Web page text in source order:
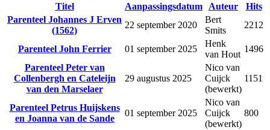
Titel
Aanpassingsdatum Auteur
Hits
Parenteel Johannes J Erven
(1562)
22 september 2020
Bert
Smits
2212
Parenteel John Ferrier 01 september 2025
Henk
van Hout
1496
Parenteel Peter van
Collenbergh en Cateleijn
van den Marselaer
29 augustus 2025
Nico van
Cuijck
(bewerkt)
1151
Parenteel Petrus Huijskens
en Joanna van de Sande
01 september 2025
Nico van
Cuijck
(bewerkt)
800